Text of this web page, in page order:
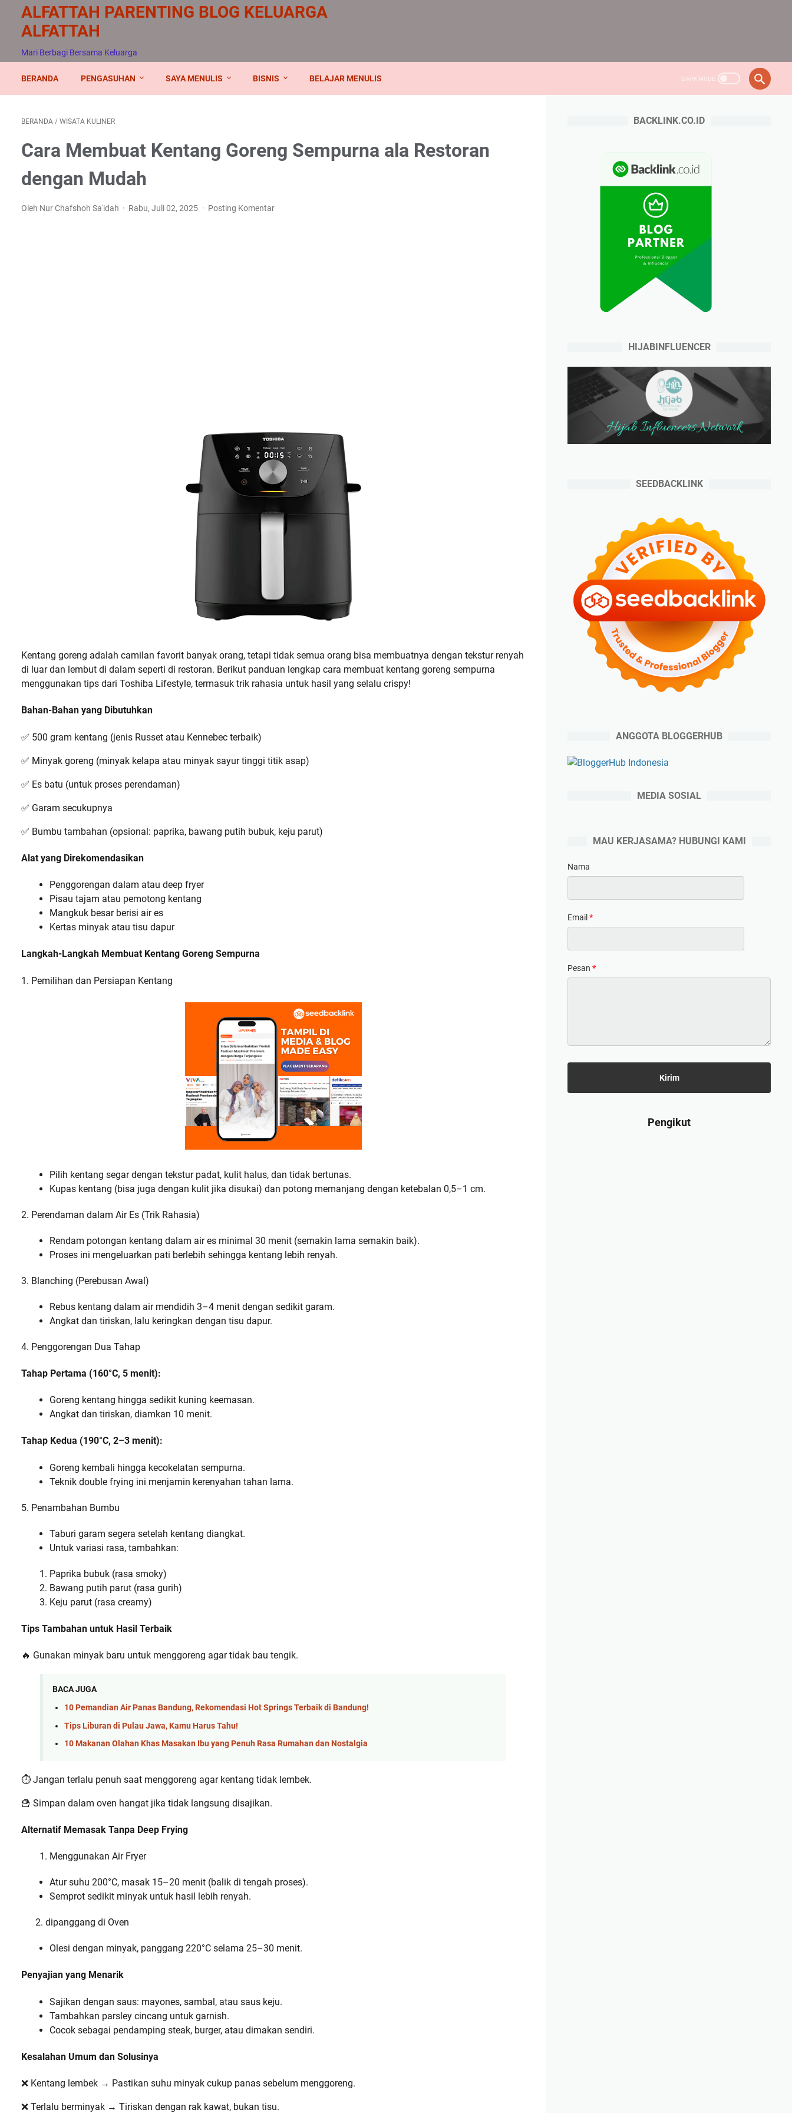
ALFATTAH PARENTING BLOG KELUARGA
ALFATTAH
Mari Berbagi Bersama Keluarga
BERANDA PENGASUHAN SAYA MENULIS BISNIS BELAJAR MENULIS
BERANDA / WISATA KULINER
Cara Membuat Kentang Goreng Sempurna ala Restoran
dengan Mudah
Oleh Nur Chafshoh Sa'idah Rabu, Juli 02, 2025 Posting Komentar
Kentang goreng adalah camilan favorit banyak orang, tetapi tidak semua orang bisa membuatnya dengan tekstur renyah
di luar dan lembut di dalam seperti di restoran. Berikut panduan lengkap cara membuat kentang goreng sempurna
menggunakan tips dari Toshiba Lifestyle, termasuk trik rahasia untuk hasil yang selalu crispy!
Bahan-Bahan yang Dibutuhkan
✅ 500 gram kentang (jenis Russet atau Kennebec terbaik)
✅ Minyak goreng (minyak kelapa atau minyak sayur tinggi titik asap)
✅ Es batu (untuk proses perendaman)
✅ Garam secukupnya
✅ Bumbu tambahan (opsional: paprika, bawang putih bubuk, keju parut)
Alat yang Direkomendasikan
Penggorengan dalam atau deep fryer
Pisau tajam atau pemotong kentang
Mangkuk besar berisi air es
Kertas minyak atau tisu dapur
Langkah-Langkah Membuat Kentang Goreng Sempurna
1. Pemilihan dan Persiapan Kentang
Pilih kentang segar dengan tekstur padat, kulit halus, dan tidak bertunas.
Kupas kentang (bisa juga dengan kulit jika disukai) dan potong memanjang dengan ketebalan 0,5–1 cm.
2. Perendaman dalam Air Es (Trik Rahasia)
Rendam potongan kentang dalam air es minimal 30 menit (semakin lama semakin baik).
Proses ini mengeluarkan pati berlebih sehingga kentang lebih renyah.
3. Blanching (Perebusan Awal)
Rebus kentang dalam air mendidih 3–4 menit dengan sedikit garam.
Angkat dan tiriskan, lalu keringkan dengan tisu dapur.
4. Penggorengan Dua Tahap
Tahap Pertama (160°C, 5 menit):
Goreng kentang hingga sedikit kuning keemasan.
Angkat dan tiriskan, diamkan 10 menit.
Tahap Kedua (190°C, 2–3 menit):
Goreng kembali hingga kecokelatan sempurna.
Teknik double frying ini menjamin kerenyahan tahan lama.
5. Penambahan Bumbu
Taburi garam segera setelah kentang diangkat.
Untuk variasi rasa, tambahkan:
Paprika bubuk (rasa smoky)
Bawang putih parut (rasa gurih)
Keju parut (rasa creamy)
Tips Tambahan untuk Hasil Terbaik
🔥 Gunakan minyak baru untuk menggoreng agar tidak bau tengik.
BACA JUGA
10 Pemandian Air Panas Bandung, Rekomendasi Hot Springs Terbaik di Bandung!
Tips Liburan di Pulau Jawa, Kamu Harus Tahu!
10 Makanan Olahan Khas Masakan Ibu yang Penuh Rasa Rumahan dan Nostalgia
⏱ Jangan terlalu penuh saat menggoreng agar kentang tidak lembek.
🍟 Simpan dalam oven hangat jika tidak langsung disajikan.
Alternatif Memasak Tanpa Deep Frying
Menggunakan Air Fryer
Atur suhu 200°C, masak 15–20 menit (balik di tengah proses).
Semprot sedikit minyak untuk hasil lebih renyah.
2. dipanggang di Oven
Olesi dengan minyak, panggang 220°C selama 25–30 menit.
Penyajian yang Menarik
Sajikan dengan saus: mayones, sambal, atau saus keju.
Tambahkan parsley cincang untuk garnish.
Cocok sebagai pendamping steak, burger, atau dimakan sendiri.
Kesalahan Umum dan Solusinya
❌ Kentang lembek → Pastikan suhu minyak cukup panas sebelum menggoreng.
❌ Terlalu berminyak → Tiriskan dengan rak kawat, bukan tisu.
BACKLINK.CO.ID
HIJABINFLUENCER
SEEDBACKLINK
ANGGOTA BLOGGERHUB
MEDIA SOSIAL
MAU KERJASAMA? HUBUNGI KAMI
Nama
Email*
Pesan*
Pengikut